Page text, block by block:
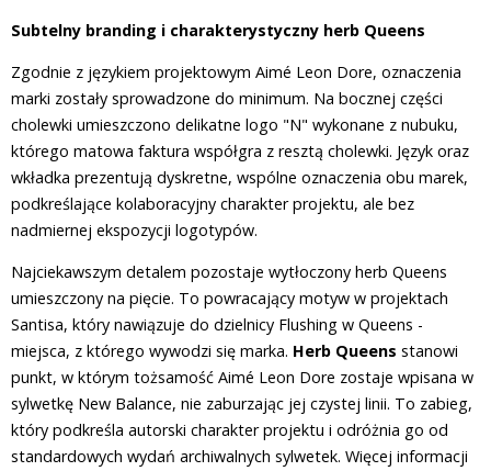
Subtelny branding i charakterystyczny herb Queens
Zgodnie z językiem projektowym Aimé Leon Dore, oznaczenia
marki zostały sprowadzone do minimum. Na bocznej części
cholewki umieszczono delikatne logo "N" wykonane z nubuku,
którego matowa faktura współgra z resztą cholewki. Język oraz
wkładka prezentują dyskretne, wspólne oznaczenia obu marek,
podkreślające kolaboracyjny charakter projektu, ale bez
nadmiernej ekspozycji logotypów.
Najciekawszym detalem pozostaje wytłoczony herb Queens
umieszczony na pięcie. To powracający motyw w projektach
Santisa, który nawiązuje do dzielnicy Flushing w Queens -
miejsca, z którego wywodzi się marka. Herb Queens stanowi
punkt, w którym tożsamość Aimé Leon Dore zostaje wpisana w
sylwetkę New Balance, nie zaburzając jej czystej linii. To zabieg,
który podkreśla autorski charakter projektu i odróżnia go od
standardowych wydań archiwalnych sylwetek. Więcej informacji